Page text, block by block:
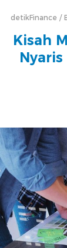
detikFinance
Kisah